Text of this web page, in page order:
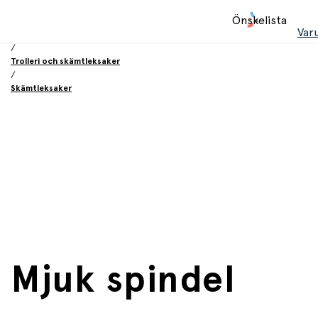
Önskelista
/
Trolleri och skämtleksaker
/
Skämtleksaker
Mjuk spindel